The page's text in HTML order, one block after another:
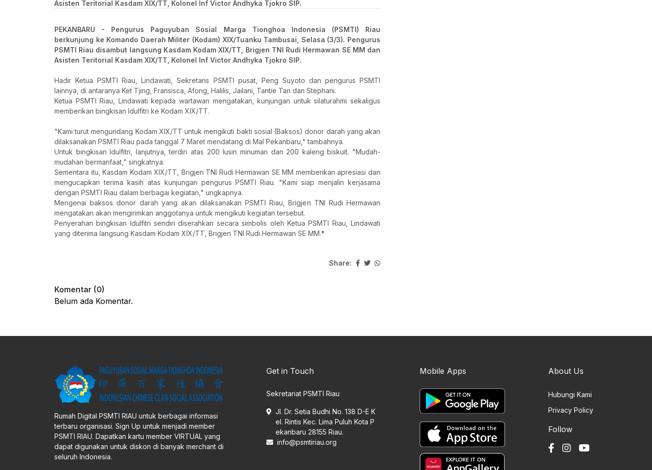
Asisten Teritorial Kasdam XIX/TT, Kolonel Inf Victor Andhyka Tjokro SIP.
PEKANBARU - Pengurus Paguyuban Sosial Marga Tionghoa Indonesia (PSMTI) Riau
berkunjung ke Komando Daerah Militer (Kodam) XIX/Tuanku Tambusai, Selasa (3/3). Pengurus
PSMTI Riau disambut langsung Kasdam Kodam XIX/TT, Brigjen TNI Rudi Hermawan SE MM dan
Asisten Teritorial Kasdam XIX/TT, Kolonel Inf Victor Andhyka Tjokro SIP.
Hadir Ketua PSMTI Riau, Lindawati, Sekretaris PSMTI pusat, Peng Suyoto dan pengurus PSMTI
lainnya, di antaranya Ket Tjing, Fransisca, Afong, Halilis, Jailani, Tantie Tan dan Stephani.
Ketua PSMTI Riau, Lindawati kepada wartawan mengatakan, kunjungan untuk silaturahmi sekaligus
memberikan bingkisan Idulfitri ke Kodam XIX/TT.
"Kami turut mengundang Kodam XIX/TT untuk mengikuti bakti sosial (Baksos) donor darah yang akan
dilaksanakan PSMTI Riau pada tanggal 7 Maret mendatang di Mal Pekanbaru," tambahnya.
Untuk bingkisan Idulfitri, lanjutnya, terdiri atas 200 lusin minuman dan 200 kaleng biskuit. "Mudah-
mudahan bermanfaat," singkatnya.
Sementara itu, Kasdam Kodam XIX/TT, Brigjen TNI Rudi Hermawan SE MM memberikan apresiasi dan
mengucapkan terima kasih atas kunjungan pengurus PSMTI Riau. "Kami siap menjalin kerjasama
dengan PSMTI Riau dalam berbagai kegiatan," ungkapnya.
Mengenai baksos donor darah yang akan dilaksanakan PSMTI Riau, Brigjen TNI Rudi Hermawan
mengatakan akan mengirimkan anggotanya untuk mengikuti kegiatan tersebut.
Penyerahan bingkisan Idulfitri sendiri diserahkan secara simbolis oleh Ketua PSMTI Riau, Lindawati
yang diterima langsung Kasdam Kodam XIX/TT, Brigjen TNI Rudi Hermawan SE MM.*
Share:
Komentar (0)
Belum ada Komentar.
Rumah Digital PSMTI RIAU untuk berbagai informasi
terbaru organisasi. Sign Up untuk menjadi member
PSMTI RIAU. Dapatkan kartu member VIRTUAL yang
dapat digunakan untuk diskon di banyak merchant di
seluruh Indonesia.
Get in Touch
Sekretariat PSMTI Riau
Jl. Dr. Setia Budhi No. 138 D-E K
el. Rintis Kec. Lima Puluh Kota P
ekanbaru 28155 Riau.
info@psmtiriau.org
Mobile Apps About Us
Hubungi Kami
Privacy Policy
Follow